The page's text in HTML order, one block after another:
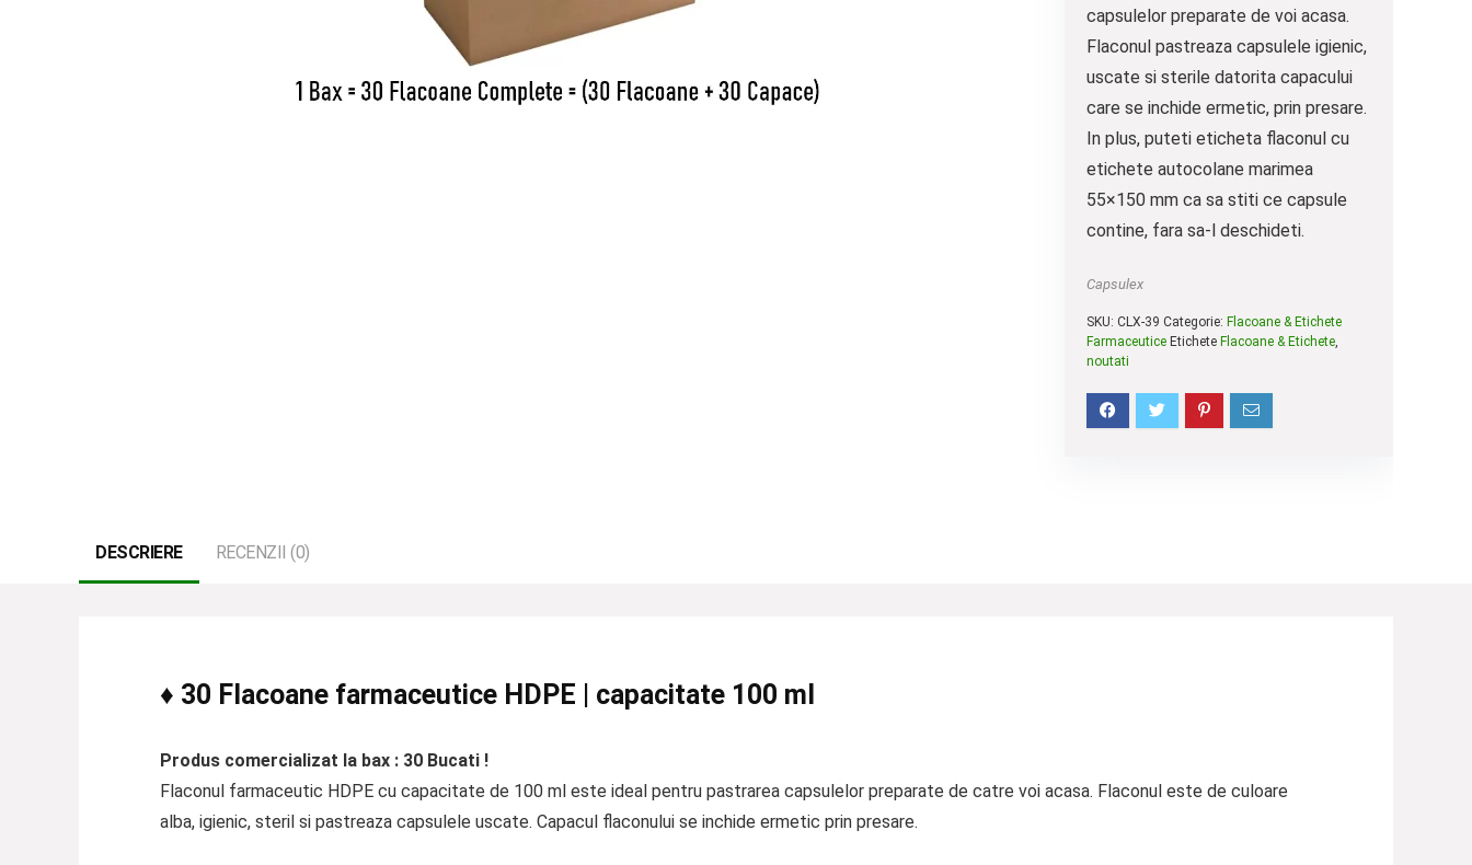
capsulelor preparate de voi acasa.
Flaconul pastreaza capsulele igienic,
uscate si sterile datorita capacului
care se inchide ermetic, prin presare.
In plus, puteti eticheta flaconul cu
etichete autocolane marimea
55×150 mm ca sa stiti ce capsule
contine, fara sa-l deschideti.
Capsulex
SKU: CLX-39 Categorie: Flacoane & Etichete
Farmaceutice Etichete Flacoane & Etichete,
noutati
DESCRIERE RECENZII (0)
♦ 30 Flacoane farmaceutice HDPE | capacitate 100 ml
Produs comercializat la bax : 30 Bucati !
Flaconul farmaceutic HDPE cu capacitate de 100 ml este ideal pentru pastrarea capsulelor preparate de catre voi acasa. Flaconul este de culoare
alba, igienic, steril si pastreaza capsulele uscate. Capacul flaconului se inchide ermetic prin presare.